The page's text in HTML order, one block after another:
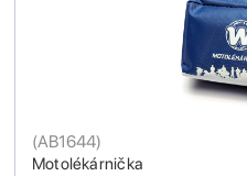
Motolékárnička
(AB1644)